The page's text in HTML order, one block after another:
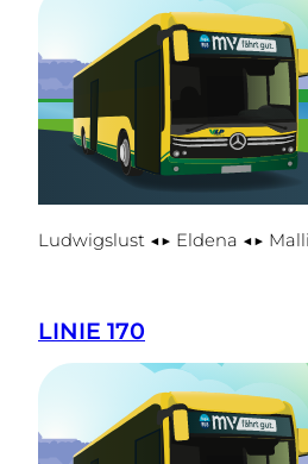
Ludwigslust ◀▶ Eldena ◀▶
LINIE 170